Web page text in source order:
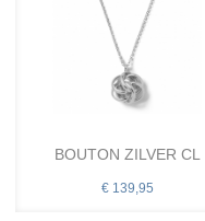
BOUTON ZILVER CL
€ 139,95